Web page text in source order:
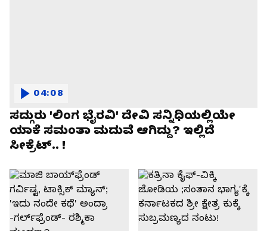
ಸದ್ಗುರು 'ಲಿಂಗ ಭೈರವಿ' ದೇವಿ ಸನ್ನಿಧಿಯಲ್ಲಿಯೇ
ಯಾಕೆ ಸಮಂತಾ ಮದುವೆ ಆಗಿದ್ದು? ಇಲ್ಲಿದೆ
ಸೀಕ್ರೆಟ್.. !
04:08